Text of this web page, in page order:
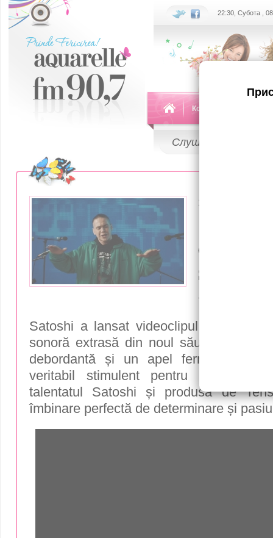
22:30, Субота ,
Команда
Слушай
26 Апреля
dar pe
Satoshi a
Satoshi a lansat videoclipul piesei
sonoră extrasă din noul său album,
debordantă și un apel ferm la
veritabil stimulent pentru spirit și
talentatul Satoshi și produsă de
îmbinare perfectă de determinare și